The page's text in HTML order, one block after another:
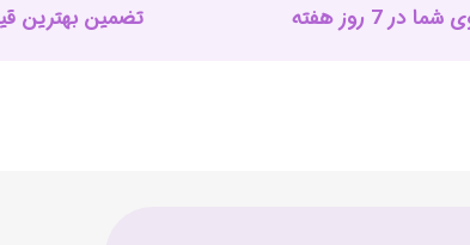
تضمین بهترین در 7 روز هفته